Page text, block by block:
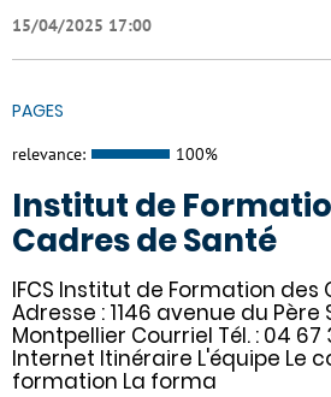
15/04/2025 17:00
PAGES
relevance: 100%
Institut de
Cadres de Santé
IFCS Institut de Formation des
Adresse : 1146 avenue du
Montpellier Courriel Tél. : 04 67
Internet Itinéraire L'équipe Le
formation La forma